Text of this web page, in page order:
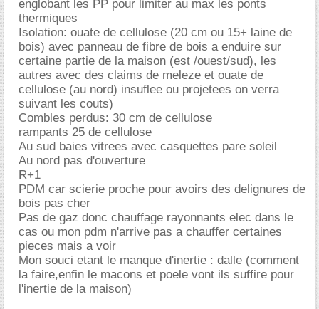
englobant les PP pour limiter au max les ponts
thermiques
Isolation: ouate de cellulose (20 cm ou 15+ laine de
bois) avec panneau de fibre de bois a enduire sur
certaine partie de la maison (est /ouest/sud), les
autres avec des claims de meleze et ouate de
cellulose (au nord) insuflee ou projetees on verra
suivant les couts)
Combles perdus: 30 cm de cellulose
rampants 25 de cellulose
Au sud baies vitrees avec casquettes pare soleil
Au nord pas d'ouverture
R+1
PDM car scierie proche pour avoirs des delignures de
bois pas cher
Pas de gaz donc chauffage rayonnants elec dans le
cas ou mon pdm n'arrive pas a chauffer certaines
pieces mais a voir
Mon souci etant le manque d'inertie : dalle (comment
la faire,enfin le macons et poele vont ils suffire pour
l'inertie de la maison)